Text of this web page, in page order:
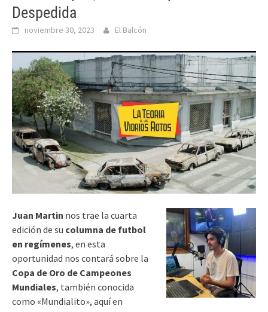
Despedida
noviembre 30, 2023 El Balcón
Juan Martin nos trae la cuarta
edición de su columna de futbol
en regímenes, en esta
oportunidad nos contará sobre la
Copa de Oro de Campeones
Mundiales, también conocida
como «Mundialito», aquí en